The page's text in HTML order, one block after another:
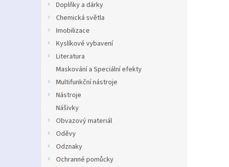
Doplňky a dárky
Chemická světla
Imobilizace
Kyslíkové vybavení
Literatura
Maskování a Speciální efekty
Multifunkční nástroje
Nástroje
Nášivky
Obvazový materiál
Oděvy
Odznaky
Ochranné pomůcky